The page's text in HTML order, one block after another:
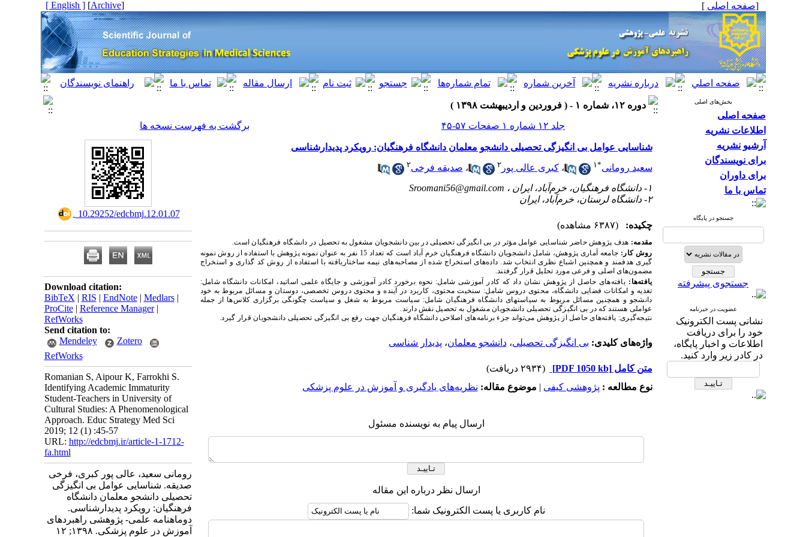
[صفحه اصلی ]
[
Archive
]
[ English ]
بخش‌های اصلی
صفحه اصلی
اطلاعات نشریه
آرشیو نشریه
برای نویسندگان
برای داوران
تماس با ما
جستجو در پایگاه
جستجوی پیشرفته
عضویت در خبرنامه
نشانی پست الکترونیک
خود را برای دریافت
اطلاعات و اخبار پایگاه،
در کادر زیر وارد کنید.
دوره ۱۲، شماره ۱ - ( فروردین و اردیبهشت ۱۳۹۸ )
جلد ۱۲ شماره ۱ صفحات ۵۷-۴۵
برگشت به فهرست نسخه ها
شناسایی عوامل بی انگیزگی تحصیلی دانشجو معلمان دانشگاه فرهنگیان: رویکرد پدیدارشناسی
سعید رومانی*۱ ،کبری عالی پور ۲ ، صدیقه فرخی۲
۱- دانشگاه فرهنگیان، خرم‌آباد، ایران ،
Sroomani56@gmail.com
۲- دانشگاه لرستان، خرم‌آباد، ایران
چکیده: (۶۳۸۷ مشاهده)
مقدمه: هدف پژوهش حاضر شناسایی عوامل مؤثر در بی انگیزگی تحصیلی در بین دانشجویان مشغول به تحصیل در دانشگاه فرهنگیان است.
روش کار:
جامعه آماری پژوهش، شامل دانشجویان دانشگاه فرهنگیان خرم آباد است که تعداد 15 نفر به عنوان نمونه پژوهش با استفاده از روش نمونه
گیری هدفمند و همچنین اشباع نظری انتخاب شد. داده‌های استخراج شده از مصاحبه‌های نیمه ساختاریافته با استفاده از روش کد گذاری و استخراج
مضمون‌های اصلی و فرعی مورد تحلیل قرار گرفتند.
یافته‌ها: یافته‌های حاصل از پژوهش نشان داد که کادر آموزشی شامل: نحوه برخورد کادر آموزشی و جایگاه علمی اساتید، امکانات دانشگاه شامل:
تغذیه و امکانات فضایی دانشگاه، محتوی دروس شامل: سنخیت محتوی، کاربرد در آینده و محتوی دروس تخصصی، دوستان و مسائل مربوط به خود
دانشجو و همچنین مسائل مربوط به سیاستهای دانشگاه فرهنگیان شامل: سیاست مربوط به شغل و سیاست چگونگی برگزاری کلاس‌ها از جمله
عواملی هستند که در بی انگیزگی تحصیلی دانشجویان مشغول به تحصیل نقش دارند.
نتیجه‌گیری: یافته‌های حاصل از پژوهش می‌تواند جزء برنامه‌های اصلاحی دانشگاه فرهنگیان جهت رفع بی انگیزگی تحصیلی دانشجویان قرار گیرد.
واژه‌های کلیدی: بی انگیزگی تحصیلی،دانشجو معلمان، پدیدار شناسی
متن کامل[PDF 1050 kb]
(۲۹۳۴ دریافت)
نوع مطالعه : پژوهشی کيفی | موضوع مقاله: نظریه­‌های یادگیری و آموزش در علوم پزشکی
ارسال پیام به نویسنده مسئول
ارسال نظر درباره این مقاله
نام کاربری یا پست الکترونیک شما:
‎ 10.29252/edcbmj.12.01.07
Download citation:
BibTeX | RIS | EndNote| Medlars|
ProCite| Reference Manager|
RefWorks
Send citation to:
Mendeley
Zotero
RefWorks
Romanian S, Aipour K, Farrokhi S.
Identifying Academic Immaturity
Student-Teachers in University of
Cultural Studies: A Phenomenological
Approach. Educ Strategy Med Sci
2019; 12 (1) :45-57
URL: http://edcbmj.ir/article-1-1712-
fa.html
رومانی سعید، عالی پور کبری، فرخی
صدیقه. شناسایی عوامل بی انگیزگی
تحصیلی دانشجو معلمان دانشگاه
فرهنگیان: رویکرد پدیدارشناسی.
دوماهنامه علمی- پژوهشی راهبردهای
آموزش در علوم پزشکی. ۱۳۹۸; ۱۲